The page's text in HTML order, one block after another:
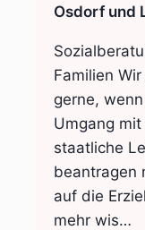
Osdorf und
Familien
gerne,
Umgang
staatliche
beantragen
auf die
mehr wis…